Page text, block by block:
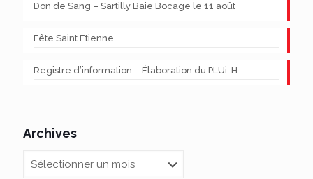
Don de Sang – Sartilly Baie Bocage le 11 août
Fête Saint Etienne
Registre d’information – Élaboration du PLUi-H
Archives
Archives